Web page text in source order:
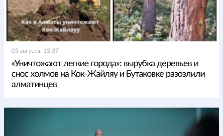
03 августа, 15:37
«Уничтожают легкие города»: вырубка деревьев и
снос холмов на Кок-Жайляу и Бутаковке разозлили
алматинцев